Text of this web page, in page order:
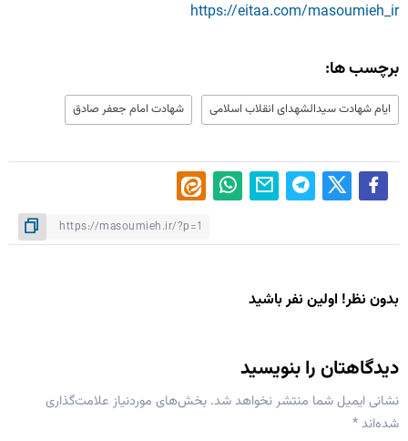
https://eitaa.com/masoumieh_ir
برچسب ها:
ایام شهادت سید‌الشهدای انقلاب اسلامی شهادت امام جعفر صادق
بدون نظر! اولین نفر باشید
دیدگاهتان را بنویسید
نشانی ایمیل شما منتشر نخواهد شد. بخش‌های موردنیاز علامت‌گذاری
شده‌اند*